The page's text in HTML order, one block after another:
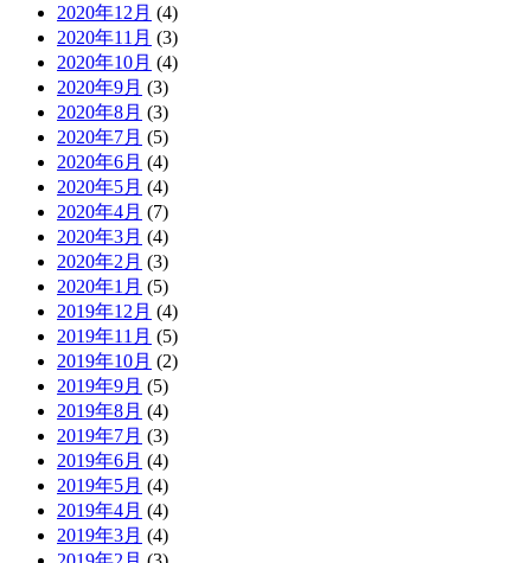
2020年12月 (4)
2020年11月 (3)
2020年10月 (4)
2020年9月 (3)
2020年8月 (3)
2020年7月 (5)
2020年6月 (4)
2020年5月 (4)
2020年4月 (7)
2020年3月 (4)
2020年2月 (3)
2020年1月 (5)
2019年12月 (4)
2019年11月 (5)
2019年10月 (2)
2019年9月 (5)
2019年8月 (4)
2019年7月 (3)
2019年6月 (4)
2019年5月 (4)
2019年4月 (4)
2019年3月 (4)